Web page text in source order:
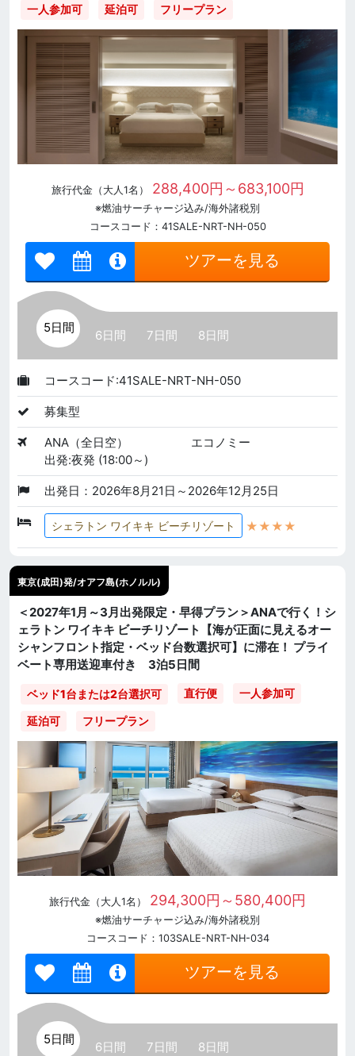
一人参加可 延泊可 フリープラン
旅行代金（大人1名） 288,400円～683,100円
※燃油サーチャージ込み/海外諸税別
コースコード：41SALE-NRT-NH-050
ツアーを見る
5日間
6日間 7日間 8日間
コースコード:41SALE-NRT-NH-050
募集型
ANA（全日空）
エコノミー
出発:夜発 (18:00～)
出発日：2026年8月21日～2026年12月25日
シェラトン ワイキキ ビーチリゾート ★★★★
東京(成田)発/オアフ島(ホノルル)
＜2027年1月～3月出発限定・早得プラン＞ANAで行く！シ
ェラトン ワイキキ ビーチリゾート【海が正面に見えるオー
シャンフロント指定・ベッド台数選択可】に滞在！ プライ
ベート専用送迎車付き 3泊5日間
ベッド1台または2台選択可 直行便 一人参加可
延泊可 フリープラン
旅行代金（大人1名） 294,300円～580,400円
※燃油サーチャージ込み/海外諸税別
コースコード：103SALE-NRT-NH-034
ツアーを見る
5日間
6日間 7日間 8日間